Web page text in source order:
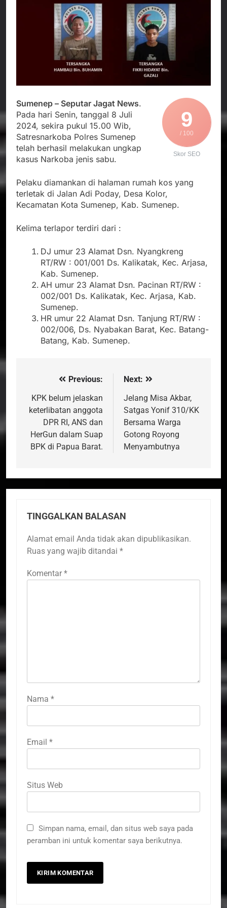
Cegah Stunting
Berangkatkan Empat
Korban Kebakaran KMP
Mutiara Sentosa 2 ke
Posko Pusat Tg. Perak
Surabaya
Agustus 5, 2026
SMA Negeri Nyalindung
Sukabumi Diduga
Lakukan Pungutan
melalui Komite Sekolah,
Disorot karena Dinilai
Bertentangan dengan
Edaran Disdik Jabar
Agustus 4, 2026
Ketua Umum FSP
Maritim Indonesia
Bantah Isu Mogok
Nasional TKBM: “Belum
Ada Keputusan Resmi”
Agustus 3, 2026
Menjalin Harmoni di
Mina Padi, P2L, dan
Gotong Royong
Menggerakkan Ekonomi
Desa
Agustus 3, 2026
9
/ 100
Skor SEO
Sumenep – Seputar Jagat News.
Pada hari Senin, tanggal 8 Juli
2024, sekira pukul 15.00 Wib,
Satresnarkoba Polres Sumenep
telah berhasil melakukan ungkap
kasus Narkoba jenis sabu.
Pelaku diamankan di halaman rumah kos yang
terletak di Jalan Adi Poday, Desa Kolor,
Kecamatan Kota Sumenep, Kab. Sumenep.
Kelima terlapor terdiri dari :
DJ umur 23 Alamat Dsn. Nyangkreng
RT/RW : 001/001 Ds. Kalikatak, Kec. Arjasa,
Kab. Sumenep.
AH umur 23 Alamat Dsn. Pacinan RT/RW :
002/001 Ds. Kalikatak, Kec. Arjasa, Kab.
Sumenep.
HR umur 22 Alamat Dsn. Tanjung RT/RW :
002/006, Ds. Nyabakan Barat, Kec. Batang-
Batang, Kab. Sumenep.
Navigasi
pos
Previous:
KPK belum jelaskan
keterlibatan anggota
DPR RI, ANS dan
HerGun dalam Suap
BPK di Papua Barat.
Next:
Jelang Misa Akbar,
Satgas Yonif 310/KK
Bersama Warga
Gotong Royong
Menyambutnya
TINGGALKAN BALASAN
Alamat email Anda tidak akan dipublikasikan.
Ruas yang wajib ditandai *
Komentar *
Nama *
Email *
Situs Web
Simpan nama, email, dan situs web saya pada
peramban ini untuk komentar saya berikutnya.